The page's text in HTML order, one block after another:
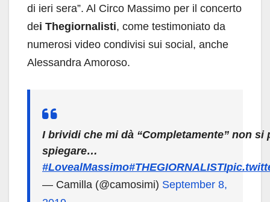
di ieri sera”. Al Circo Massimo per il concerto
dei Thegiornalisti, come testimoniato da
numerosi video condivisi sui social, anche
Alessandra Amoroso.
I brividi che mi dà “Completamente” non si
spiegare…
#LovealMassimo#THEGIORNALISTI
— Camilla (@camosimi) September 8,